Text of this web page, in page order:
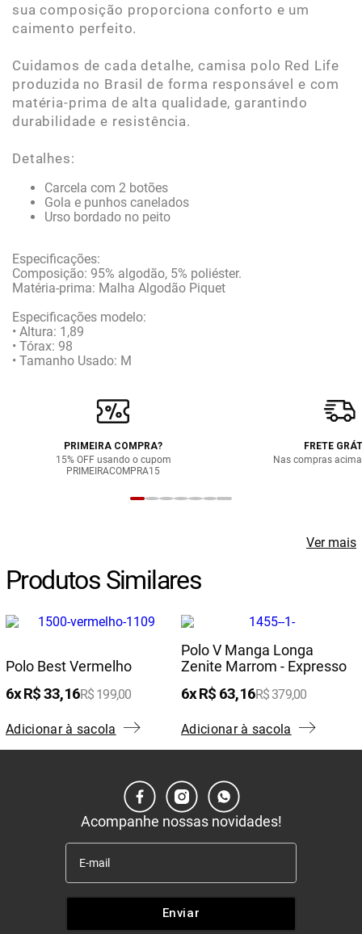
sua composição proporciona conforto e um
caimento perfeito.
Cuidamos de cada detalhe, camisa polo Red Life
produzida no Brasil de forma responsável e com
matéria-prima de alta qualidade, garantindo
durabilidade e resistência.
Detalhes:
Carcela com 2 botões
Gola e punhos canelados
Urso bordado no peito
Especificações:
Composição: 95% algodão, 5% poliéster.
Matéria-prima: Malha Algodão Piquet
Especificações modelo:
• Altura: 1,89
• Tórax: 98
• Tamanho Usado: M
PRIMEIRA COMPRA?
15% OFF usando o cupom
PRIMEIRACOMPRA15
FRETE
Nas compras
Produtos Similares
Polo Best Vermelho
6 R$33,16R$ 199,00
Adicionar à sacola
Polo V Manga Longa
Zenite Marrom - Expresso
6 R$ 63,16R$ 379,00
Adicionar à sacola
Ver mais
Acompanhe nossas novidades!
Enviar